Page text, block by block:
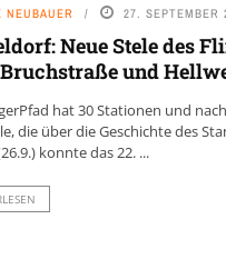
NEUBAUER 27. SEPTEMBER
Neue Stele des
und
hat 30 Stationen und
die über die Geschichte des
konnte das 22. ...